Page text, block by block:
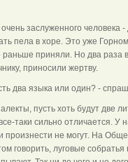
заслуженного человека
пела в хоре. Это уже
приняли. Но два раза
приносили жертву.
два языка или один? -
пусть хоть будут две
таки сильно отличается. У
произнести не могут. На
говорить, луговые собратья